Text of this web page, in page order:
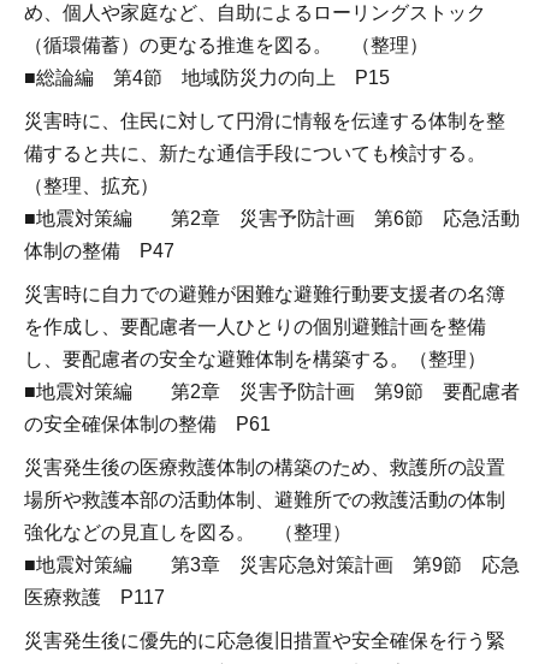
め、個人や家庭など、自助によるローリングストック
（循環備蓄）の更なる推進を図る。 （整理）
■総論編 第4節 地域防災力の向上 P15
災害時に、住民に対して円滑に情報を伝達する体制を整
備すると共に、新たな通信手段についても検討する。
（整理、拡充）
■地震対策編 第2章 災害予防計画 第6節 応急活動
体制の整備 P47
災害時に自力での避難が困難な避難行動要支援者の名簿
を作成し、要配慮者一人ひとりの個別避難計画を整備
し、要配慮者の安全な避難体制を構築する。（整理）
■地震対策編 第2章 災害予防計画 第9節 要配慮者
の安全確保体制の整備 P61
災害発生後の医療救護体制の構築のため、救護所の設置
場所や救護本部の活動体制、避難所での救護活動の体制
強化などの見直しを図る。 （整理）
■地震対策編 第3章 災害応急対策計画 第9節 応急
医療救護 P117
災害発生後に優先的に応急復旧措置や安全確保を行う緊